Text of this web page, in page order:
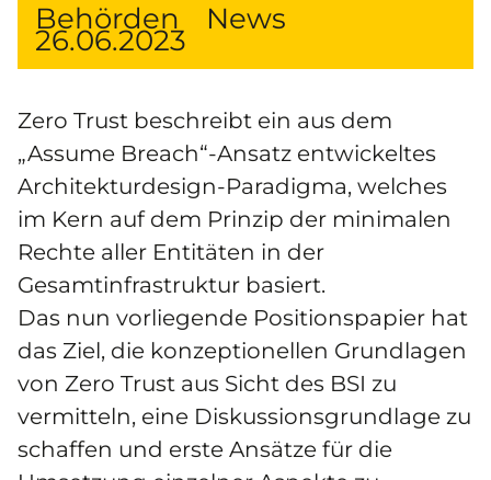
Behörden News
26.06.2023
Zero Trust beschreibt ein aus dem
„Assume Breach“-Ansatz entwickeltes
Architekturdesign-Paradigma, welches
im Kern auf dem Prinzip der minimalen
Rechte aller Entitäten in der
Gesamtinfrastruktur basiert.
Das nun vorliegende Positionspapier hat
das Ziel, die konzeptionellen Grundlagen
von Zero Trust aus Sicht des BSI zu
vermitteln, eine Diskussionsgrundlage zu
schaffen und erste Ansätze für die